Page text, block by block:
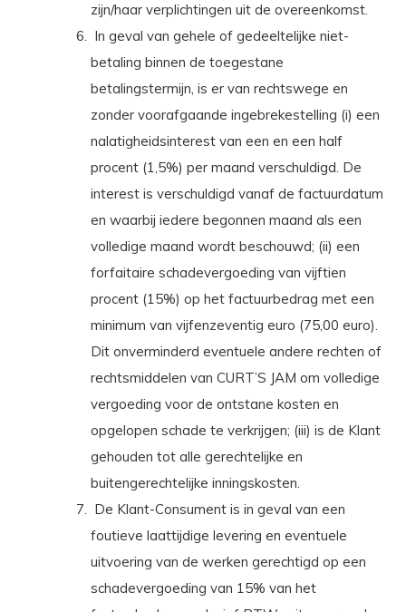
zijn/haar verplichtingen uit de overeenkomst.
In geval van gehele of gedeeltelijke niet-
betaling binnen de toegestane
betalingstermijn, is er van rechtswege en
zonder voorafgaande ingebrekestelling (i) een
nalatigheidsinterest van een en een half
procent (1,5%) per maand verschuldigd. De
interest is verschuldigd vanaf de factuurdatum
en waarbij iedere begonnen maand als een
volledige maand wordt beschouwd; (ii) een
forfaitaire schadevergoeding van vijftien
procent (15%) op het factuurbedrag met een
minimum van vijfenzeventig euro (75,00 euro).
Dit onverminderd eventuele andere rechten of
rechtsmiddelen van CURT’S JAM om volledige
vergoeding voor de ontstane kosten en
opgelopen schade te verkrijgen; (iii) is de Klant
gehouden tot alle gerechtelijke en
buitengerechtelijke inningskosten.
De Klant-Consument is in geval van een
foutieve laattijdige levering en eventuele
uitvoering van de werken gerechtigd op een
schadevergoeding van 15% van het